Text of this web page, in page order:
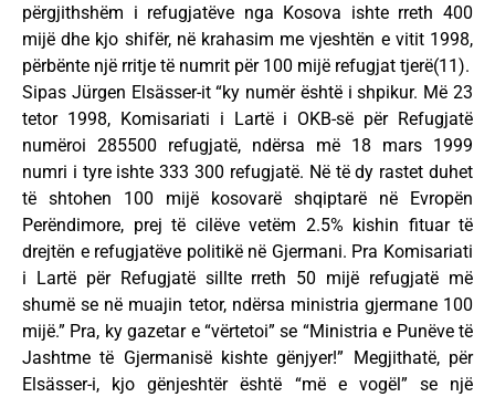
përgjithshëm i refugjatëve nga Kosova ishte rreth 400
mijë dhe kjo shifër, në krahasim me vjeshtën e vitit 1998,
përbënte një rritje të numrit për 100 mijë refugjat tjerë(11).
Sipas Jürgen Elsässer-it “ky numër është i shpikur. Më 23
tetor 1998, Komisariati i Lartë i OKB-së për Refugjatë
numëroi 285500 refugjatë, ndërsa më 18 mars 1999
numri i tyre ishte 333 300 refugjatë. Në të dy rastet duhet
të shtohen 100 mijë kosovarë shqiptarë në Evropën
Perëndimore, prej të cilëve vetëm 2.5% kishin fituar të
drejtën e refugjatëve politikë në Gjermani. Pra Komisariati
i Lartë për Refugjatë sillte rreth 50 mijë refugjatë më
shumë se në muajin tetor, ndërsa ministria gjermane 100
mijë.” Pra, ky gazetar e “vërtetoi” se “Ministria e Punëve të
Jashtme të Gjermanisë kishte gënjyer!” Megjithatë, për
Elsässer-i, kjo gënjeshtër është “më e vogël” se një